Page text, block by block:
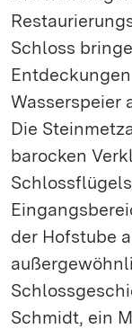
Schloss
Wasserspeier
Die
barocken
der Hofstube
Schmidt, ein